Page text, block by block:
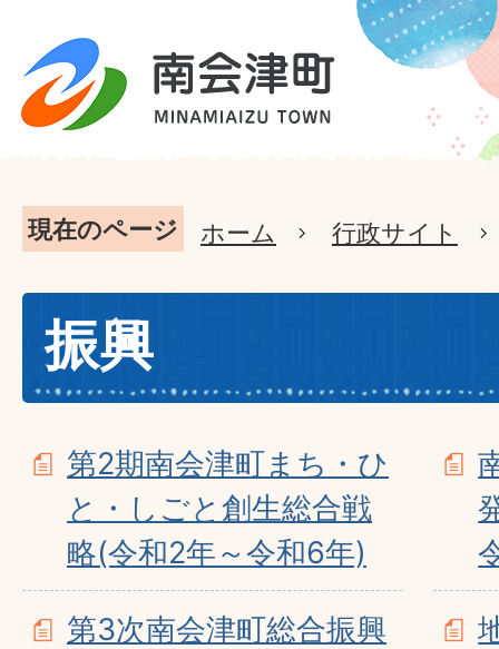
現在のページ ホーム 行政サイト
振興
第2期南会津町まち・ひ
と・しごと創生総合戦
略(令和2年～令和6年)
第3次南会津町総合振興